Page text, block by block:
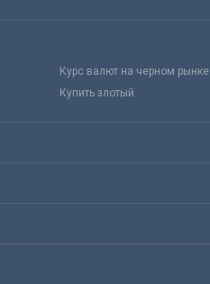
Курс валют на черном рынке
Купить злотый